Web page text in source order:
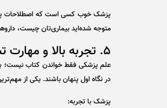
پزشک خوب کسی است که اصطلاحات
متوجه شده‌اید بیماری‌تان چیست،
۵. تجربه بالا و مهارت تشخیص (شمّ پزشکی)
علم پزشکی فقط خواندن کتاب نیست؛
در نگاه اول پنهان باشند. یکی از
پزشک با تجربه: